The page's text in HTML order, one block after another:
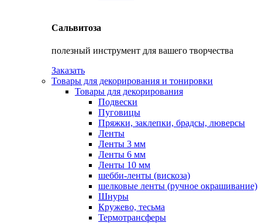
Сальвитоза
полезный инструмент для вашего творчества
Заказать
Товары для декорирования и тонировки
Товары для декорирования
Подвески
Пуговицы
Пряжки, заклепки, брадсы, люверсы
Ленты
Ленты 3 мм
Ленты 6 мм
Ленты 10 мм
шебби-ленты (вискоза)
шелковые ленты (ручное окрашивание)
Шнуры
Кружево, тесьма
Термотрансферы